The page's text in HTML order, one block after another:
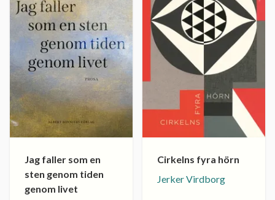
Jag faller som en
sten genom tiden
genom livet
Cirkelns fyra hörn
Jerker Virdborg